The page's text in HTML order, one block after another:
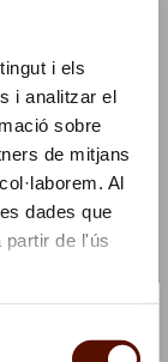
i els
i analitzar el
sobre
de mitjans
Al
dades que
partir de l'ús